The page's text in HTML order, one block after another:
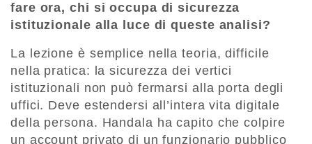
fare ora, chi si occupa di sicurezza
istituzionale alla luce di queste analisi?
La lezione è semplice nella teoria, difficile
nella pratica: la sicurezza dei vertici
istituzionali non può fermarsi alla porta degli
uffici. Deve estendersi all’intera vita digitale
della persona. Handala ha capito che colpire
un account privato di un funzionario pubblico